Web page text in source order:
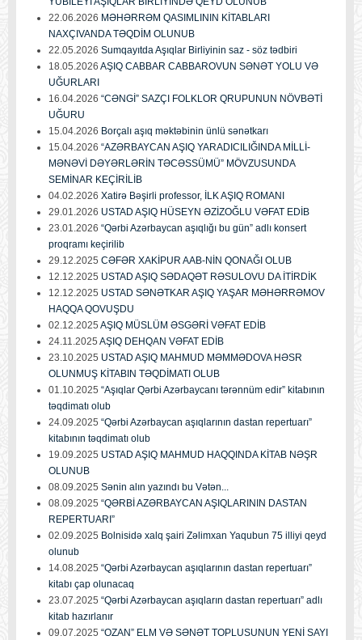
22.06.2026 MƏHƏRRƏM QASIMLININ KİTABLARI
NAXÇIVANDA TƏQDİM OLUNUB
22.05.2026 Sumqayıtda Aşıqlar Birliyinin saz - söz tədbiri
18.05.2026 AŞIQ CABBAR CABBAROVUN SƏNƏT YOLU VƏ
UĞURLARI
16.04.2026 “CƏNGİ” SAZÇI FOLKLOR QRUPUNUN NÖVBƏTİ
UĞURU
15.04.2026 Borçalı aşıq məktəbinin ünlü sənətkarı
15.04.2026 “AZƏRBAYCAN AŞIQ YARADICILIĞINDA MİLLİ-
MƏNƏVİ DƏYƏRLƏRİN TƏCƏSSÜMÜ” MÖVZUSUNDA
SEMİNAR KEÇİRİLİB
04.02.2026 Xatirə Bəşirli professor, İLK AŞIQ ROMANI
29.01.2026 USTAD AŞIQ HÜSEYN ƏZİZOĞLU VƏFAT EDİB
23.01.2026 “Qərbi Azərbaycan aşıqlığı bu gün” adlı konsert
proqramı keçirilib
29.12.2025 CƏFƏR XAKİPUR AAB-NİN QONAĞI OLUB
12.12.2025 USTAD AŞIQ SƏDAQƏT RƏSULOVU DA İTİRDİK
12.12.2025 USTAD SƏNƏTKAR AŞIQ YAŞAR MƏHƏRRƏMOV
HAQQA QOVUŞDU
02.12.2025 AŞIQ MÜSLÜM ƏSGƏRİ VƏFAT EDİB
24.11.2025 AŞIQ DEHQAN VƏFAT EDİB
23.10.2025 USTAD AŞIQ MAHMUD MƏMMƏDOVA HƏSR
OLUNMUŞ KİTABIN TƏQDİMATI OLUB
01.10.2025 “Aşıqlar Qərbi Azərbaycanı tərənnüm edir” kitabının
təqdimatı olub
24.09.2025 “Qərbi Azərbaycan aşıqlarının dastan repertuarı”
kitabının təqdimatı olub
19.09.2025 USTAD AŞIQ MAHMUD HAQQINDA KİTAB NƏŞR
OLUNUB
08.09.2025 Sənin alın yazındı bu Vətən...
08.09.2025 “QƏRBİ AZƏRBAYCAN AŞIQLARININ DASTAN
REPERTUARI”
02.09.2025 Bolnisidə xalq şairi Zəlimxan Yaqubun 75 illiyi qeyd
olunub
14.08.2025 “Qərbi Azərbaycan aşıqlarının dastan repertuarı”
kitabı çap olunacaq
23.07.2025 “Qərbi Azərbaycan aşıqların dastan repertuarı” adlı
kitab hazırlanır
09.07.2025 “OZAN” ELM VƏ SƏNƏT TOPLUSUNUN YENİ SAYI